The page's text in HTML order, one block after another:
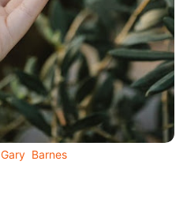
Gary  Barnes